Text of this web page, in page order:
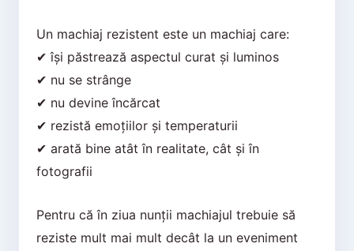
Un machiaj rezistent este un machiaj care:
✔ își păstrează aspectul curat și luminos
✔ nu se strânge
✔ nu devine încărcat
✔ rezistă emoțiilor și temperaturii
✔ arată bine atât în realitate, cât și în
fotografii
Pentru că în ziua nunții machiajul trebuie să
reziste mult mai mult decât la un eveniment